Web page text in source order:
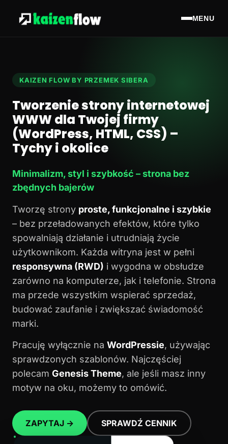
MENU
KAIZEN FLOW BY PRZEMEK SIBERA
Tworzenie strony internetowej
WWW dla Twojej firmy
(WordPress, HTML, CSS) –
Tychy i okolice
Minimalizm, styl i szybkość – strona bez
zbędnych bajerów
Tworzę strony proste, funkcjonalne i szybkie
– bez przeładowanych efektów, które tylko
spowalniają działanie i utrudniają życie
użytkownikom. Każda witryna jest w pełni
responsywna (RWD) i wygodna w obsłudze
zarówno na komputerze, jak i telefonie. Strona
ma przede wszystkim wspierać sprzedaż,
budować zaufanie i zwiększać świadomość
marki.
Pracuję wyłącznie na WordPressie, używając
sprawdzonych szablonów. Najczęściej
polecam Genesis Theme, ale jeśli masz inny
motyw na oku, możemy to omówić.
ZAPYTAJ → SPRAWDŹ CENNIK